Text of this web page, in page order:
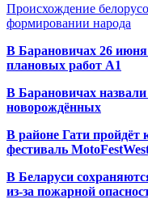
Происхождение
формировании народа
В Барановичах 26 июня
плановых работ A1
В Барановичах
новорождённых
В районе Гати
фестиваль
В Беларуси
из-за пожарной